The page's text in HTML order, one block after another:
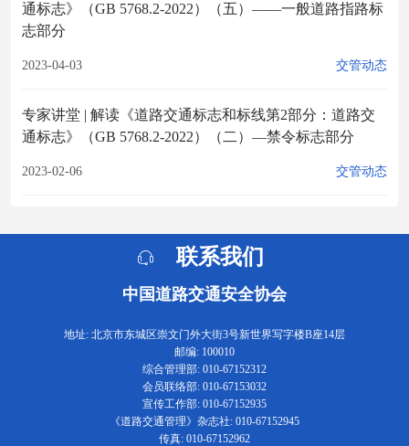
通标志》（GB 5768.2-2022）（五）——一般道路指路标
志部分
2023-04-03 交管动态
专家讲堂 | 解读《道路交通标志和标线第2部分：道路交
通标志》（GB 5768.2-2022）（二）—禁令标志部分
2023-02-06 交管动态
联系我们
中国道路交通安全协会
地址: 北京市东城区崇文门外大街3号新世界写字楼B座14层
邮编: 100010
综合管理部: 010-67152312
会员联络部: 010-67153032
宣传工作部: 010-67152935
《道路交通管理》杂志社: 010-67152945
传真: 010-67152962